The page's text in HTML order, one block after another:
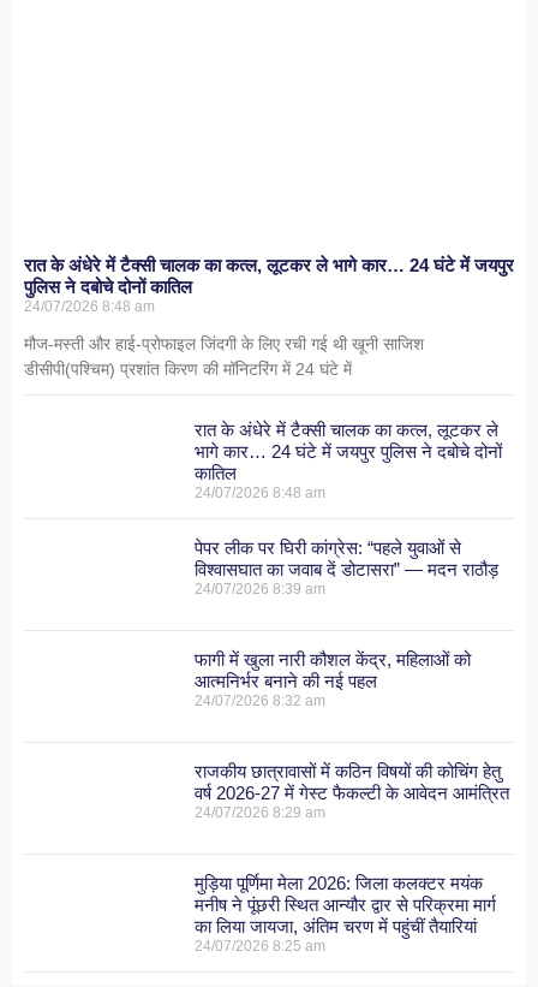
रात के अंधेरे में टैक्सी चालक का कत्ल, लूटकर ले भागे कार… 24 घंटे में जयपुर
पुलिस ने दबोचे दोनों कातिल
24/07/2026 8:48 am
मौज-मस्ती और हाई-प्रोफाइल जिंदगी के लिए रची गई थी खूनी साजिश
डीसीपी(पश्चिम) प्रशांत किरण की मॉनिटरिंग में 24 घंटे में
रात के अंधेरे में टैक्सी चालक का कत्ल, लूटकर ले
भागे कार… 24 घंटे में जयपुर पुलिस ने दबोचे दोनों
कातिल
24/07/20268:48 am
पेपर लीक पर घिरी कांग्रेस: “पहले युवाओं से
विश्वासघात का जवाब दें डोटासरा” — मदन राठौड़
24/07/20268:39 am
फागी में खुला नारी कौशल केंद्र, महिलाओं को
आत्मनिर्भर बनाने की नई पहल
24/07/20268:32 am
राजकीय छात्रावासों में कठिन विषयों की कोचिंग हेतु
वर्ष 2026-27 में गेस्ट फैकल्टी के आवेदन आमंत्रित
24/07/20268:29 am
मुड़िया पूर्णिमा मेला 2026: जिला कलक्टर मयंक
मनीष ने पूंछरी स्थित आन्यौर द्वार से परिक्रमा मार्ग
का लिया जायजा, अंतिम चरण में पहुंचीं तैयारियां
24/07/20268:25 am